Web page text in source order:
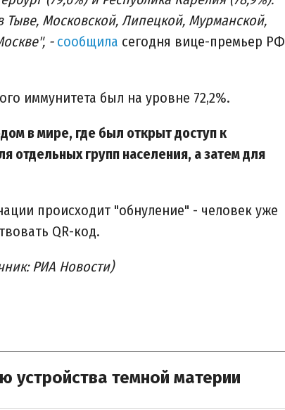
Тыве, Московской, Липецкой, Мурманской,
- сообщила сегодня вице-премьер РФ
иммунитета был на уровне 72,2%.
в мире, где был открыт доступ к
отдельных групп населения, а затем для
происходит "обнуление" - человек уже
QR-код.
РИА Новости)
темной материи